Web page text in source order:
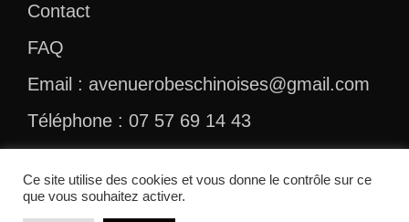
Contact
FAQ
Email : avenuerobeschinoises@gmail.com
Téléphone : 07 57 69 14 43
Ce site utilise des cookies et vous donne le contrôle sur ce
que vous souhaitez activer.